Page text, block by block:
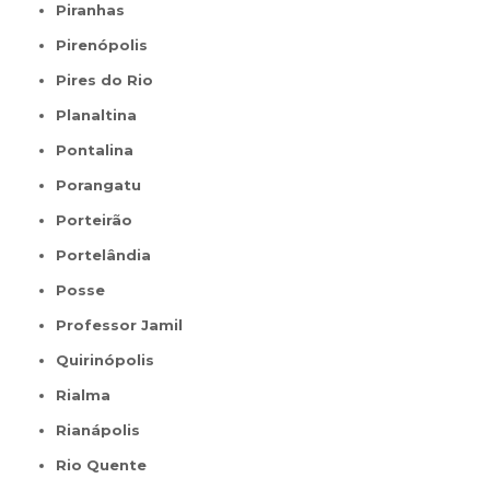
Piranhas
Pirenópolis
Pires do Rio
Planaltina
Pontalina
Porangatu
Porteirão
Portelândia
Posse
Professor Jamil
Quirinópolis
Rialma
Rianápolis
Rio Quente